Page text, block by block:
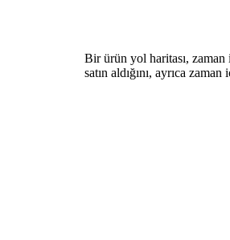
Bir ürün yol haritası, zaman
satın aldığını, ayrıca